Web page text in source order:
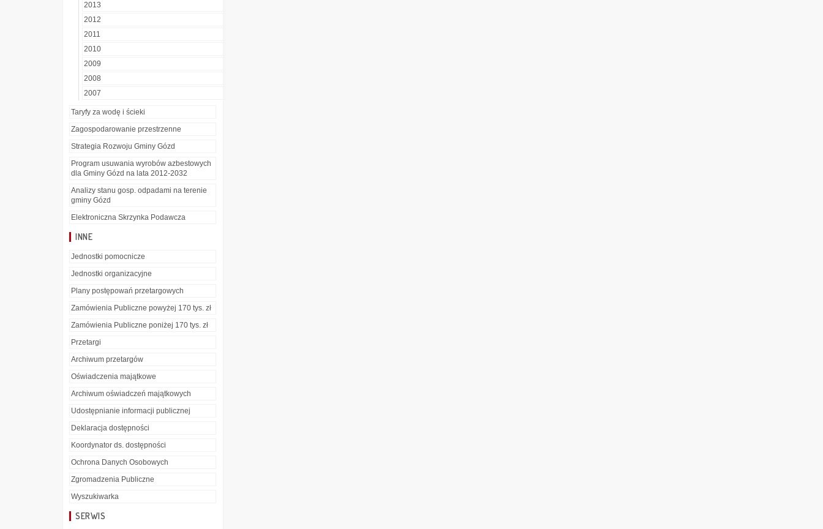
2013
2012
2011
2010
2009
2008
2007
Taryfy za wodę i ścieki
Zagospodarowanie przestrzenne
Strategia Rozwoju Gminy Gózd
Program usuwania wyrobów azbestowych
dla Gminy Gózd na lata 2012-2032
Analizy stanu gosp. odpadami na terenie
gminy Gózd
Elektroniczna Skrzynka Podawcza
INNE
Jednostki pomocnicze
Jednostki organizacyjne
Plany postępowań przetargowych
Zamówienia Publiczne powyżej 170 tys. zł
Zamówienia Publiczne poniżej 170 tys. zł
Przetargi
Archiwum przetargów
Oświadczenia majątkowe
Archiwum oświadczeń majątkowych
Udostępnianie informacji publicznej
Deklaracja dostępności
Koordynator ds. dostępności
Ochrona Danych Osobowych
Zgromadzenia Publiczne
Wyszukiwarka
SERWIS